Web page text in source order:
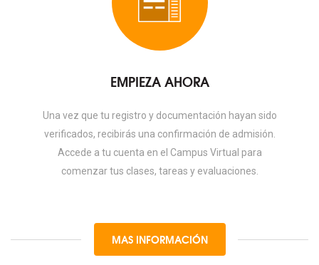
EMPIEZA AHORA
Una vez que tu registro y documentación hayan sido
verificados, recibirás una confirmación de admisión.
Accede a tu cuenta en el Campus Virtual para
comenzar tus clases, tareas y evaluaciones.
MAS INFORMACIÓN